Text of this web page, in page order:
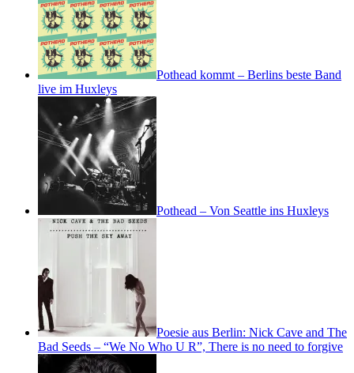
Pothead kommt – Berlins beste Band
live im Huxleys
Pothead – Von Seattle ins Huxleys
Poesie aus Berlin: Nick Cave and The
Bad Seeds – “We No Who U R”, There is no need to forgive